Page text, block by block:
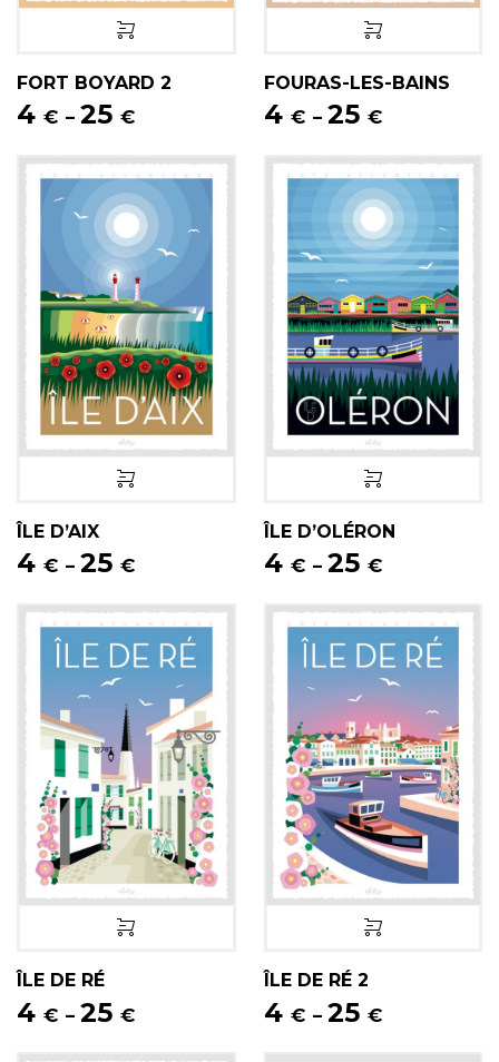
FORT BOYARD 2
4 € – 25 €
FOURAS-LES-BAINS
4 € – 25 €
ÎLE D’AIX
4 € – 25 €
ÎLE D’OLÉRON
4 € – 25 €
ÎLE DE RÉ
4 € – 25 €
ÎLE DE RÉ 2
4 € – 25 €